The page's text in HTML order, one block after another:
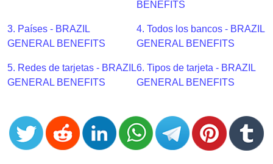
CC
Generator
from
Banks
Card
Validator
BENEFITS
3. Países - BRAZIL
GENERAL BENEFITS
4. Todos los bancos - BRAZIL
GENERAL BENEFITS
5. Redes de tarjetas - BRAZIL
GENERAL BENEFITS
6. Tipos de tarjeta - BRAZIL
GENERAL BENEFITS